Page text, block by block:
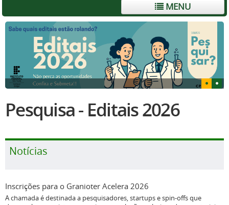
MENU
Pesquisa - Editais 2026
Notícias
Inscrições para o Granioter Acelera 2026
A chamada é destinada a pesquisadores, startups e spin-offs que